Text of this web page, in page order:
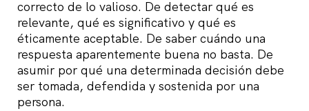
correcto de lo valioso. De detectar qué es
relevante, qué es significativo y qué es
éticamente aceptable. De saber cuándo una
respuesta aparentemente buena no basta. De
asumir por qué una determinada decisión debe
ser tomada, defendida y sostenida por una
persona.